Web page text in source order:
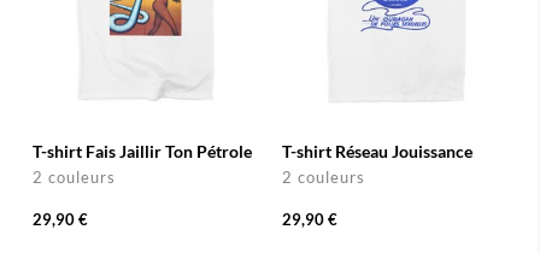
T-shirt Fais Jaillir Ton Pétrole
2 couleurs
29,90 €
T-shirt Réseau Jouissance
2 couleurs
29,90 €